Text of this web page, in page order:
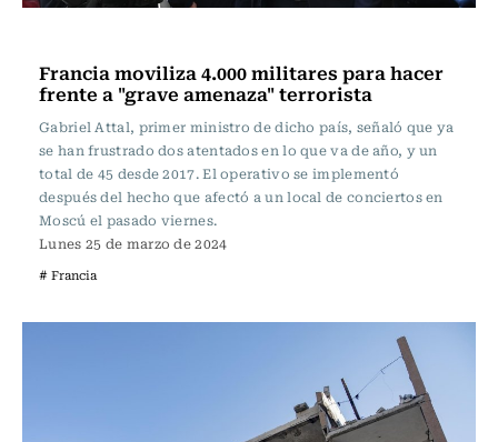
Francia moviliza 4.000 militares para hacer
frente a "grave amenaza" terrorista
Gabriel Attal, primer ministro de dicho país, señaló que ya
se han frustrado dos atentados en lo que va de año, y un
total de 45 desde 2017. El operativo se implementó
después del hecho que afectó a un local de conciertos en
Moscú el pasado viernes.
Lunes 25 de marzo de 2024
# Francia